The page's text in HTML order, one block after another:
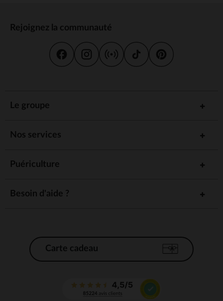
Rejoignez la communauté
Le groupe
Nos services
Puériculture
Besoin d'aide ?
Carte cadeau